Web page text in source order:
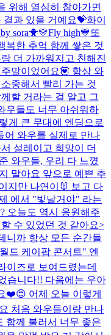
위해 열심히 참아가면
과 있을 거예요💝화이
sora🐥💛Fly high💙 또
복한 추억 함께 쌓은 것
더 가까워지고 친해진
말이었어요💟 항상 와
중해서 빨리 가는 것
할 거라는 걸 알고 그
우들도 너무 아쉬워하
게 큰 무대에 엔딩으로
어 와우를 실제로 만나
설레이고 희망이 더
와우들, 우리 다 느꼈
말아요 앞으로 예쁜 추
지만 나연이🐰 보고 다
에서 "빛날거야" 라는
오늘도 역시 응원해주
수 있었던 것 같아요>
니까 항상 모든 순간들
드 케이팝 콘서트" 엔
이즈로 보여드렸는데
습니다!! 다음에는 우아
❤️😍 어제 오늘 이렇게
처음 와우들이랑 만나
함께 불러서 너무 좋은